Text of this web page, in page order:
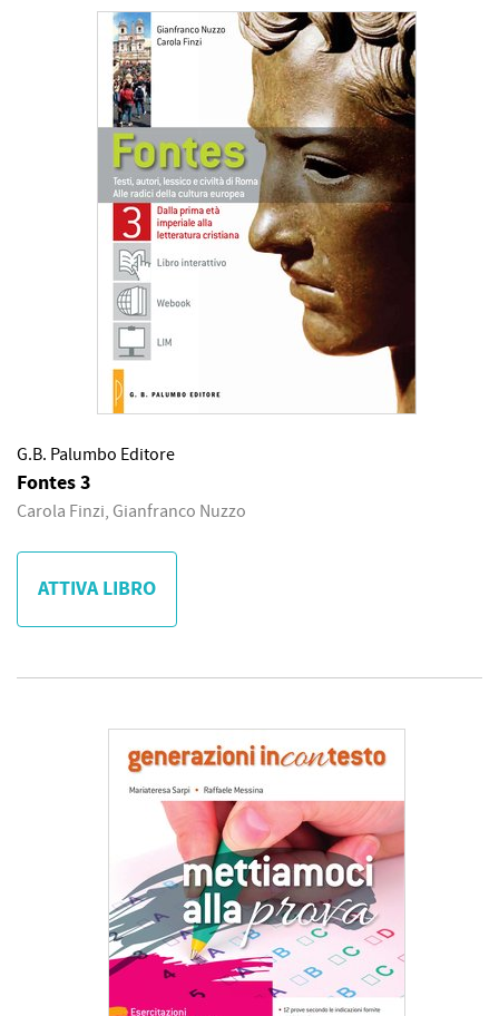
G.B. Palumbo Editore
Fontes 3
Carola Finzi, Gianfranco Nuzzo
ATTIVA LIBRO